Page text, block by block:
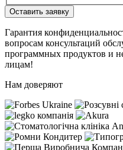
Оставить заявку
Гарантия
вопросам консультаций
программных продуктов и
лицам!
Нам доверяют